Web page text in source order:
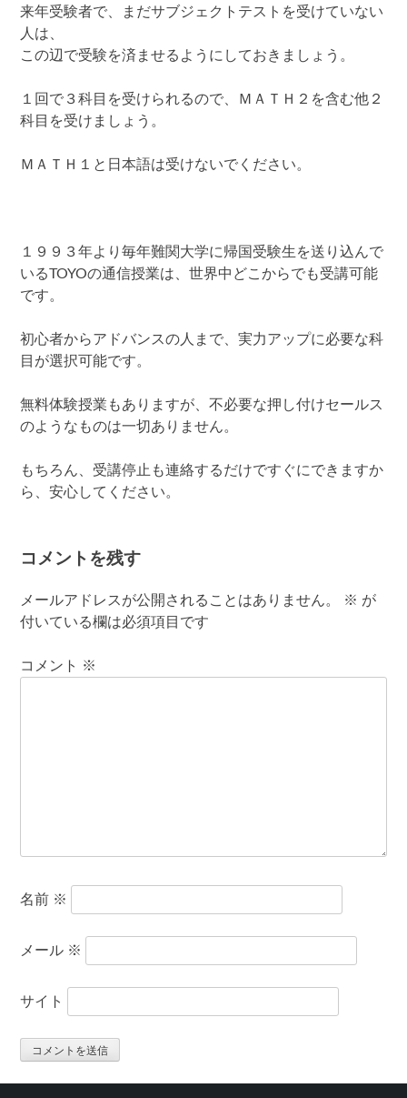
来年受験者で、まだサブジェクトテストを受けていない
人は、
この辺で受験を済ませるようにしておきましょう。
１回で３科目を受けられるので、ＭＡＴＨ２を含む他２
科目を受けましょう。
ＭＡＴＨ１と日本語は受けないでください。
１９９３年より毎年難関大学に帰国受験生を送り込んで
いるTOYOの通信授業は、世界中どこからでも受講可能
です。
初心者からアドバンスの人まで、実力アップに必要な科
目が選択可能です。
無料体験授業もありますが、不必要な押し付けセールス
のようなものは一切ありません。
もちろん、受講停止も連絡するだけですぐにできますか
ら、安心してください。
コメントを残す
メールアドレスが公開されることはありません。 ※ が
付いている欄は必須項目です
コメント ※
名前 ※
メール ※
サイト